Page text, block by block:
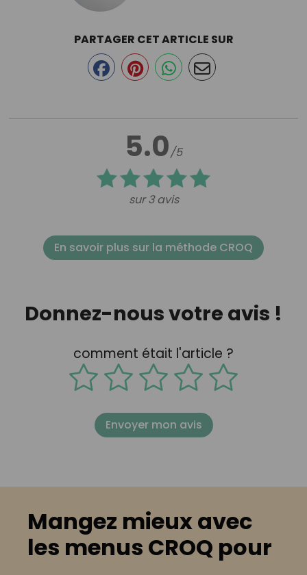
5.0/5
sur 3 avis
PARTAGER CET ARTICLE SUR
En savoir plus sur la méthode CROQ
Donnez-nous votre avis !
comment était l'article ?
Envoyer mon avis
Mangez mieux avec
les menus CROQ pour